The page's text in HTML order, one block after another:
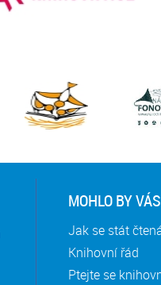
MOHLO BY
Jak se stát
Knihovní řád
Ptejte se